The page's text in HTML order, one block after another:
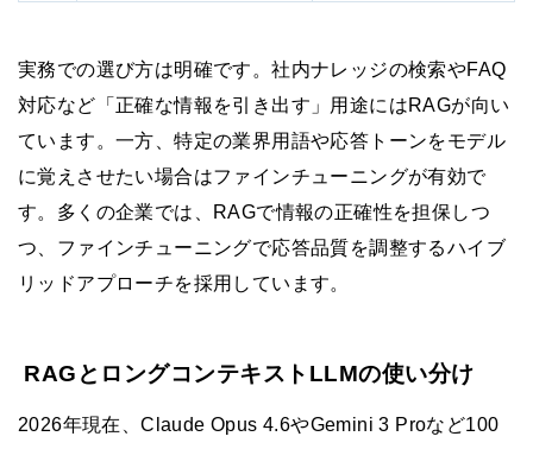
実務での選び方は明確です。社内ナレッジの検索やFAQ
対応など「正確な情報を引き出す」用途にはRAGが向い
ています。一方、特定の業界用語や応答トーンをモデル
に覚えさせたい場合はファインチューニングが有効で
す。多くの企業では、RAGで情報の正確性を担保しつ
つ、ファインチューニングで応答品質を調整するハイブ
リッドアプローチを採用しています。
RAGとロングコンテキストLLMの使い分け
2026年現在、Claude Opus 4.6やGemini 3 Proなど100